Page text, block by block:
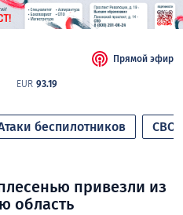
EUR 93.19
Прямой эфир
беспилотников СВО
привезли из
область